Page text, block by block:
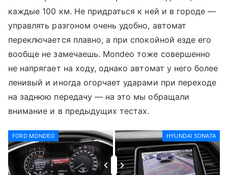
каждые 100 км. Не придраться к ней и в городе —
управлять разгоном очень удобно, автомат
переключается плавно, а при спокойной езде его
вообще не замечаешь. Mondeo тоже совершенно
не напрягает на ходу, однако автомат у него более
ленивый и иногда огорчает ударами при переходе
на заднюю передачу — на это мы обращали
внимание и в предыдущих тестах.
FORD MONDEO HYUNDAI SONATA